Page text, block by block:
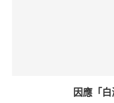
因應「